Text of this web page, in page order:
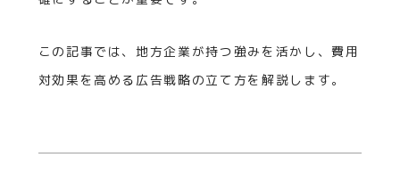
この記事では、地方企業が持つ強みを活かし、費用
対効果を高める広告戦略の立て方を解説します。